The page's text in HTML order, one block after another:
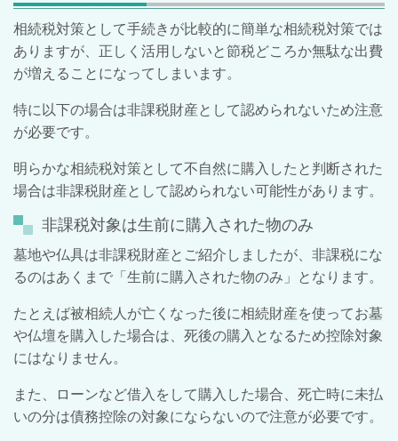
相続税対策として手続きが比較的に簡単な相続税対策では
ありますが、正しく活用しないと節税どころか無駄な出費
が増えることになってしまいます。
特に以下の場合は非課税財産として認められないため注意
が必要です。
明らかな相続税対策として不自然に購入したと判断された
場合は非課税財産として認められない可能性があります。
非課税対象は生前に購入された物のみ
墓地や仏具は非課税財産とご紹介しましたが、非課税にな
るのはあくまで「生前に購入された物のみ」となります。
たとえば被相続人が亡くなった後に相続財産を使ってお墓
や仏壇を購入した場合は、死後の購入となるため控除対象
にはなりません。
また、ローンなど借入をして購入した場合、死亡時に未払
いの分は債務控除の対象にならないので注意が必要です。